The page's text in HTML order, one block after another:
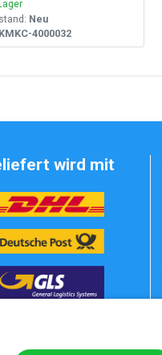
Neu
4000032
wird mit